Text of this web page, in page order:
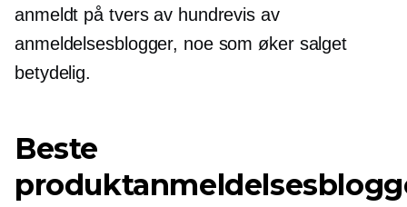
anmeldt på tvers av hundrevis av
anmeldelsesblogger, noe som øker salget
betydelig.
Beste